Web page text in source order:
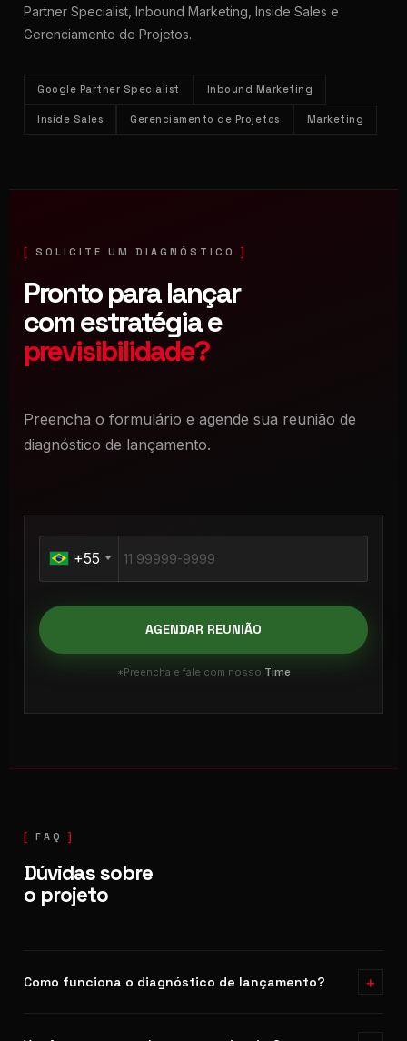
Partner Specialist, Inbound Marketing, Inside Sales e
Gerenciamento de Projetos.
Google Partner Specialist Inbound Marketing
Inside Sales Gerenciamento de Projetos Marketing
SOLICITE UM DIAGNÓSTICO
Pronto para lançar
com estratégia e
previsibilidade?
Preencha o formulário e agende sua reunião de
diagnóstico de lançamento.
+55
AGENDAR REUNIÃO
*Preencha e fale com nosso Time
FAQ
Dúvidas sobre
o projeto
Como funciona o diagnóstico de lançamento? +